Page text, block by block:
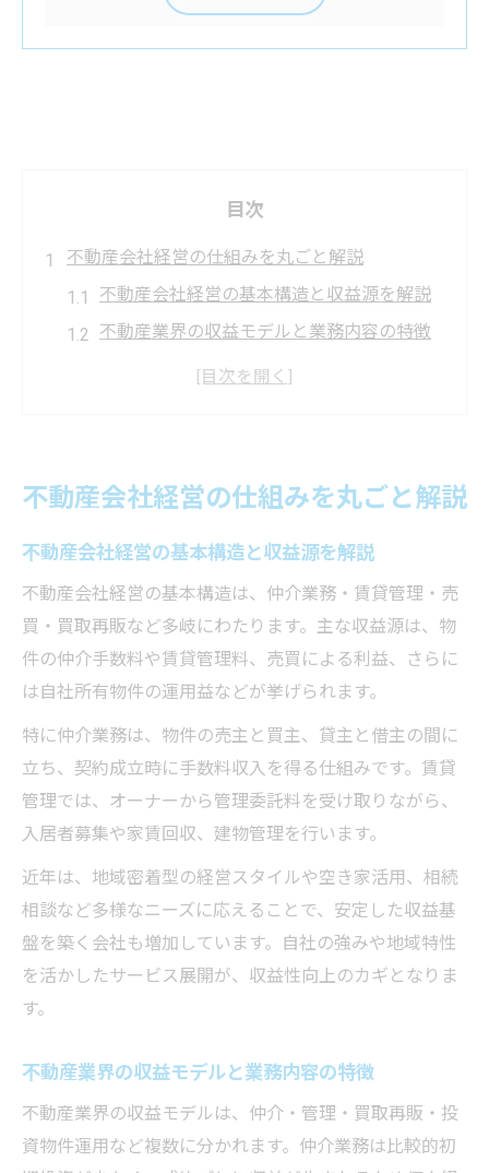
目次
不動産会社経営の仕組みを丸ごと解説
不動産会社経営の基本構造と収益源を解説
不動産業界の収益モデルと業務内容の特徴
不動産会社の経営で押さえるべき主要ポイ
個人で不動産会社経営する際の流れと注意
点
不動産会社で年収を伸ばす経営手法の要点
不動産会社経営で高収益を実現するコツと
は
収益性を重視した不動産業務選択の考え方
不動産会社の差別化による集客アップ戦略
不動産会社経営で安定収益を確保する秘訣
未経験から不動産起業は本当に可能か
未経験から不動産会社経営を始める準備と
は
未経験者が不動産会社を起業する際の課題
不動産会社起業の成功率と必要なスキル解
未経験でも不動産会社経営が可能な理由
経営目線で考える不動産業界の魅力
不動産会社経営のやりがいと社会的意義と
不動産会社経営の仕組みを丸ごと解説
不動産会社経営の基本構造と収益源を解説
不動産会社経営の基本構造は、仲介業務・賃貸管理・売
買・買取再販など多岐にわたります。主な収益源は、物
件の仲介手数料や賃貸管理料、売買による利益、さらに
は自社所有物件の運用益などが挙げられます。
特に仲介業務は、物件の売主と買主、貸主と借主の間に
立ち、契約成立時に手数料収入を得る仕組みです。賃貸
管理では、オーナーから管理委託料を受け取りながら、
入居者募集や家賃回収、建物管理を行います。
近年は、地域密着型の経営スタイルや空き家活用、相続
相談など多様なニーズに応えることで、安定した収益基
盤を築く会社も増加しています。自社の強みや地域特性
を活かしたサービス展開が、収益性向上のカギとなりま
す。
不動産業界の収益モデルと業務内容の特徴
不動産業界の収益モデルは、仲介・管理・買取再販・投
資物件運用など複数に分かれます。仲介業務は比較的初